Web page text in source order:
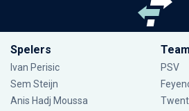
Spelers
Ivan Perisic
Sem Steijn
Anis Hadj Moussa
PSV